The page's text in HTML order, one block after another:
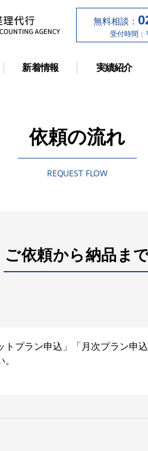
無料相談：
受付時間：
新着情報 実績紹介
依頼の流れ
REQUEST FLOW
ご依頼から納品ま
トプラン申込」「月次プラン申